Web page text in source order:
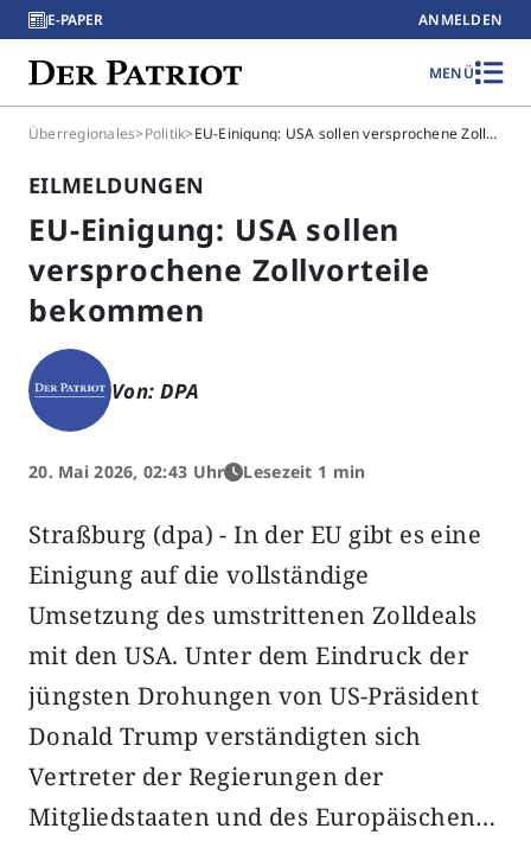
E-PAPER ANMELDEN
MENÜ
Überregionales>Politik> EU-Einigung: USA sollen versprochene Zollvorteile bekommen
EILMELDUNGEN
EU-Einigung: USA sollen
versprochene Zollvorteile
bekommen
Von: DPA
20. Mai 2026, 02:43 Uhr Lesezeit 1 min
Straßburg (dpa) - In der EU gibt es eine
Einigung auf die vollständige
Umsetzung des umstrittenen Zolldeals
mit den USA. Unter dem Eindruck der
jüngsten Drohungen von US-Präsident
Donald Trump verständigten sich
Vertreter der Regierungen der
Mitgliedstaaten und des Europäischen…